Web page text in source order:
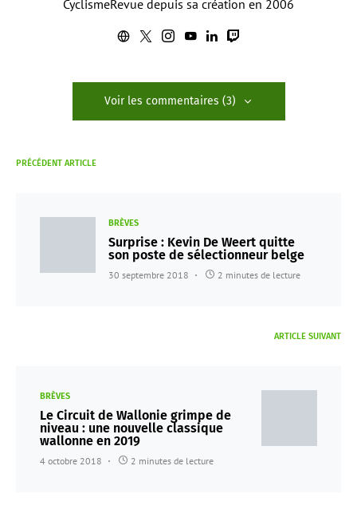
CyclismeRevue depuis sa création en 2006
Voir les commentaires (3)
PRÉCÉDENT ARTICLE
BRÈVES
Surprise : Kevin De Weert quitte
son poste de sélectionneur belge
30 septembre 2018 2 minutes de lecture
ARTICLE SUIVANT
BRÈVES
Le Circuit de Wallonie grimpe de
niveau : une nouvelle classique
wallonne en 2019
4 octobre 2018 2 minutes de lecture